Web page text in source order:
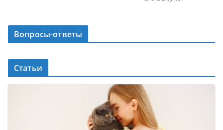
Вопросы-ответы
Статьи